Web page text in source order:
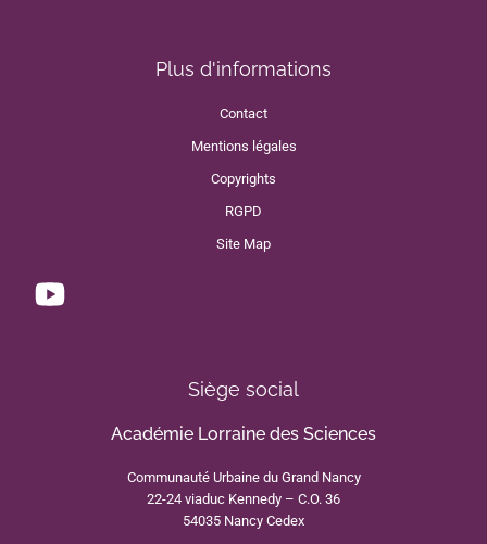
Plus d'informations
Contact
Mentions légales
Copyrights
RGPD
Site Map
Siège social
Académie Lorraine des Sciences
Communauté Urbaine du Grand Nancy
22-24 viaduc Kennedy – C.O. 36
54035 Nancy Cedex